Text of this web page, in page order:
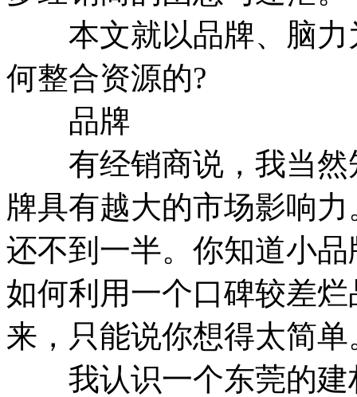
本文就以品牌、脑力
何整合资源的?
品牌
有经销商说，我当然
牌具有越大的市场影响
还不到一半。你知道小
如何利用一个口碑较差
来，只能说你想得太简单
我认识一个东莞的建